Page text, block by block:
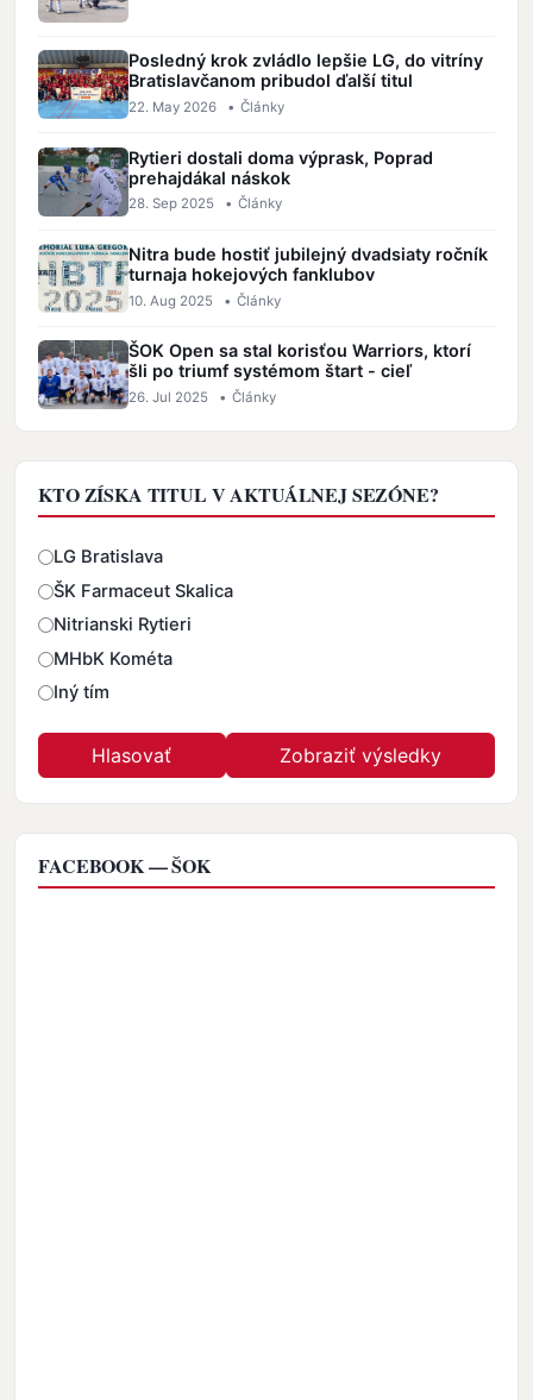
Posledný krok zvládlo lepšie LG, do vitríny
Bratislavčanom pribudol ďalší titul
22. May 2026 • Články
Rytieri dostali doma výprask, Poprad
prehajdákal náskok
28. Sep 2025 • Články
Nitra bude hostiť jubilejný dvadsiaty ročník
turnaja hokejových fanklubov
10. Aug 2025 • Články
ŠOK Open sa stal korisťou Warriors, ktorí
šli po triumf systémom štart - cieľ
26. Jul 2025 • Články
KTO ZÍSKA TITUL V AKTUÁLNEJ SEZÓNE?
Odpovede
LG Bratislava
ŠK Farmaceut Skalica
Nitrianski Rytieri
MHbK Kométa
Iný tím
FACEBOOK — ŠOK